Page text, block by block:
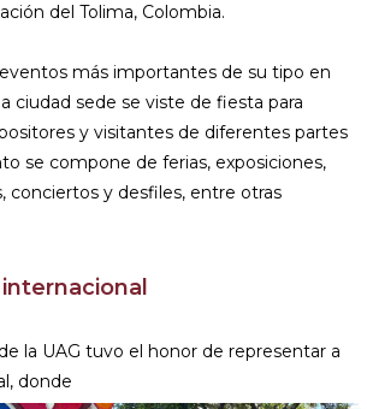
del Tolima, Colombia.
más importantes de su tipo en
ciudad sede se viste de fiesta para
y visitantes de diferentes partes
se compone de ferias, exposiciones,
conciertos y desfiles, entre otras
la UAG tuvo el honor de representar a
donde